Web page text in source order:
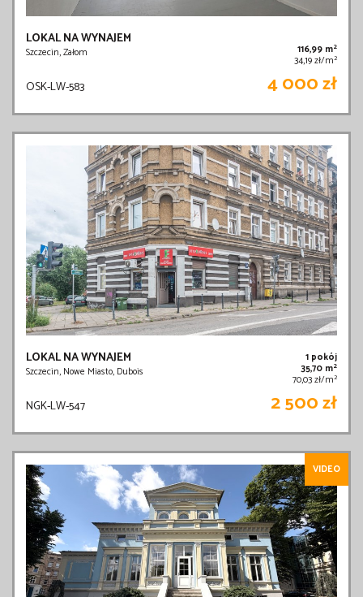
LOKAL NA WYNAJEM
Szczecin, Załom 116,99 m2
34,19 zł/m2
OSK-LW-583 4 000 zł
LOKAL NA WYNAJEM
Szczecin, Nowe Miasto, Dubois
1 pokój
35,70 m2
70,03 zł/m2
NGK-LW-547 2 500 zł
VIDEO